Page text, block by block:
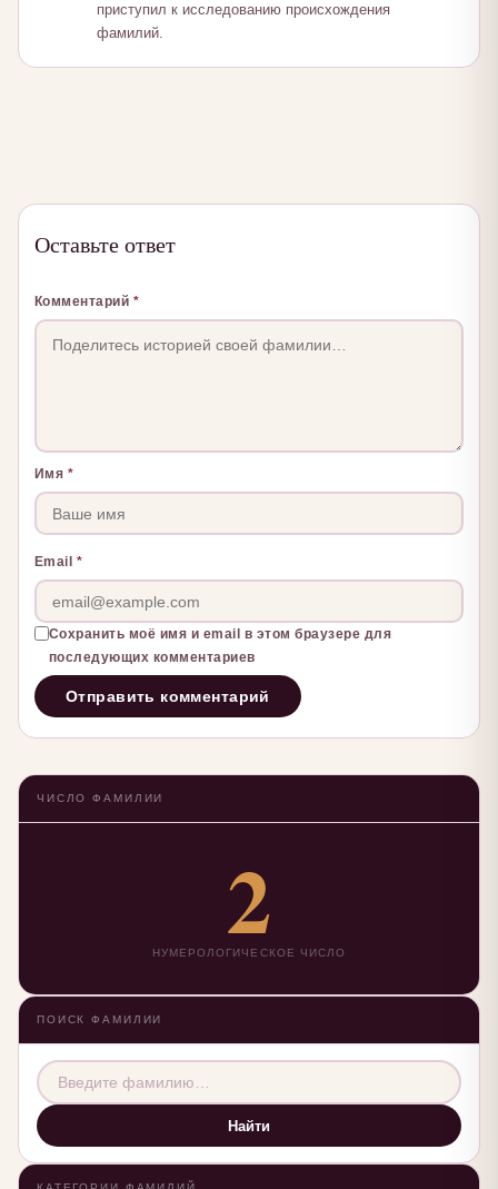
приступил к исследованию происхождения
фамилий.
Оставьте ответ
Комментарий *
Имя *
Email *
Сохранить моё имя и email в этом браузере для
последующих комментариев
ЧИСЛО ФАМИЛИИ
2
НУМЕРОЛОГИЧЕСКОЕ ЧИСЛО
ПОИСК ФАМИЛИИ
Найти